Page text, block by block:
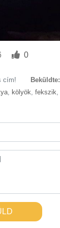
0
cím! Beküldte:
, kölyök, fekszik,